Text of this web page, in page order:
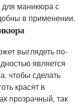
маникюра с
в применении.
выглядеть по-
является
чтобы сделать
красят в
прозрачный, так